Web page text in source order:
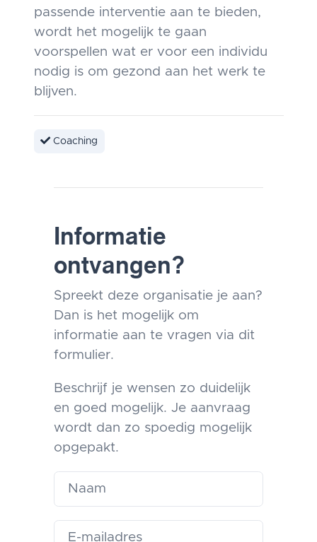
passende interventie aan te bieden,
wordt het mogelijk te gaan
voorspellen wat er voor een individu
nodig is om gezond aan het werk te
blijven.
Coaching
Informatie
ontvangen?
Spreekt deze organisatie je aan?
Dan is het mogelijk om
informatie aan te vragen via dit
formulier.
Beschrijf je wensen zo duidelijk
en goed mogelijk. Je aanvraag
wordt dan zo spoedig mogelijk
opgepakt.